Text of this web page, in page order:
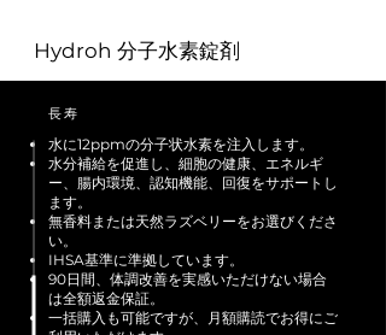
Hydroh 分子水素錠剤
長寿
水に12ppmの分子状水素を注入します。
水分補給を促進し、細胞の健康、エネルギ
ー、腸内環境、認知機能、回復をサポートし
ます。
無香料または天然ラズベリーをお選びくださ
い。
IHSA基準に準拠しています。
90日間、体調改善を実感いただけない場合
は全額返金保証。
一括購入も可能ですが、月額購読でお得にご